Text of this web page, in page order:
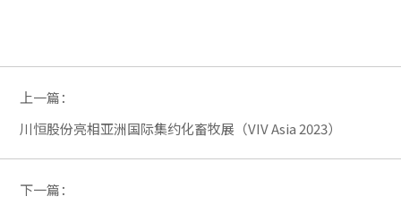
上一篇：
川恒股份亮相亚洲国际集约化畜牧展（VIV Asia 2023）
下一篇：